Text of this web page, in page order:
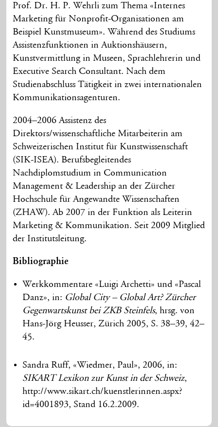
Prof. Dr. H. P. Wehrli zum Thema «Internes
Marketing für Nonprofit-Organisationen am
Beispiel Kunstmuseum». Während des Studiums
Assistenzfunktionen in Auktionshäusern,
Kunstvermittlung in Museen, Sprachlehrerin und
Executive Search Consultant. Nach dem
Studienabschluss Tätigkeit in zwei internationalen
Kommunikationsagenturen.
2004–2006 Assistenz des
Direktors/wissenschaftliche Mitarbeiterin am
Schweizerischen Institut für Kunstwissenschaft
(SIK-ISEA). Berufsbegleitendes
Nachdiplomstudium in Communication
Management & Leadership an der Zürcher
Hochschule für Angewandte Wissenschaften
(ZHAW). Ab 2007 in der Funktion als Leiterin
Marketing & Kommunikation. Seit 2009 Mitglied
der Institutsleitung.
Bibliographie
Werkkommentare «Luigi Archetti» und «Pascal
Danz», in: Global City – Global Art? Zürcher
Gegenwartskunst bei ZKB Steinfels, hrsg. von
Hans-Jörg Heusser, Zürich 2005, S. 38–39, 42–
45.
Sandra Ruff, «Wiedmer, Paul», 2006, in:
SIKART Lexikon zur Kunst in der Schweiz,
http://www.sikart.ch/kuenstlerinnen.aspx?
id=4001893, Stand 16.2.2009.